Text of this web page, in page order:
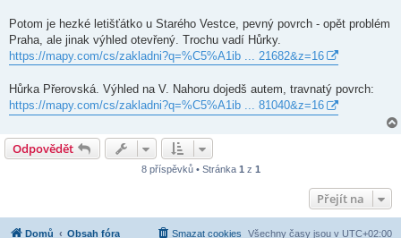
Potom je hezké letišťátko u Starého Vestce, pevný povrch - opět problém
Praha, ale jinak výhled otevřený. Trochu vadí Hůrky.
https://mapy.com/cs/zakladni?q=%C5%A1ib ... 21682&z=16
Hůrka Přerovská. Výhled na V. Nahoru dojedš autem, travnatý povrch:
https://mapy.com/cs/zakladni?q=%C5%A1ib ... 81040&z=16
Odpovědět
8 příspěvků • Stránka 1 z 1
Přejít na
Domů Obsah fóra Všechny časy jsou v UTC+02:00
Smazat cookies